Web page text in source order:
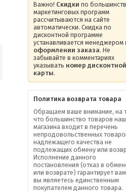
Важно! Скидки по
маркетинговых программ
рассчитываются на сайте
автоматически. Скидка по
дисконтной программе
устанавливается менеджером
оформлении заказа. Не
забывайте в комментариях
указывать номер дисконтной
карты.
Политика возврата товара
Обращаем ваше внимание, на
что большинство товаров
магазина входит в перечень
непродовольственных
надлежащего качества не
подлежащих обмену или
Исполнение данного
постановления (отказ в
или возврате) гарантирует
вы являетесь единственным
покупателем данного товара.